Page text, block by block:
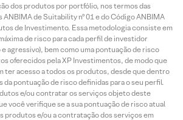
dos produtos por portfólio, nos termos das
de Suitability nº 01 e do Código ANBIMA
de Investimento. Essa metodologia consiste em
de risco para cada perfil de investidor
agressivo), bem como uma pontuação de risco
oferecidos pela XP Investimentos, de modo que
ter acesso a todos os produtos, desde que dentro
da pontuação de risco definidas para o seu perfil.
e/ou contratar os serviços objeto deste
você verifique se a sua pontuação de risco atual
produtos e/ou a contratação dos serviços em